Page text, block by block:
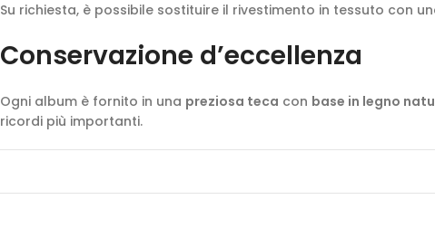
Su richiesta, è possibile sostituire il rivestimento in tessuto con
Conservazione d’eccellenza
Ogni album è fornito in una preziosa teca con base in legno
ricordi più importanti.